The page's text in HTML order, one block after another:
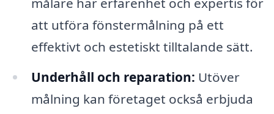
att utföra fönstermålning på ett
effektivt och estetiskt tilltalande sätt.
Underhåll och reparation: Utöver
målning kan företaget också erbjuda